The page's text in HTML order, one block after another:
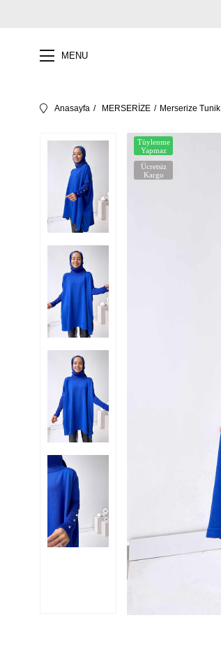
MENU
Anasayfa MERSERİZE Merserize Tunik
Ücretsiz
Kargo
Tüylenme
Yapmaz